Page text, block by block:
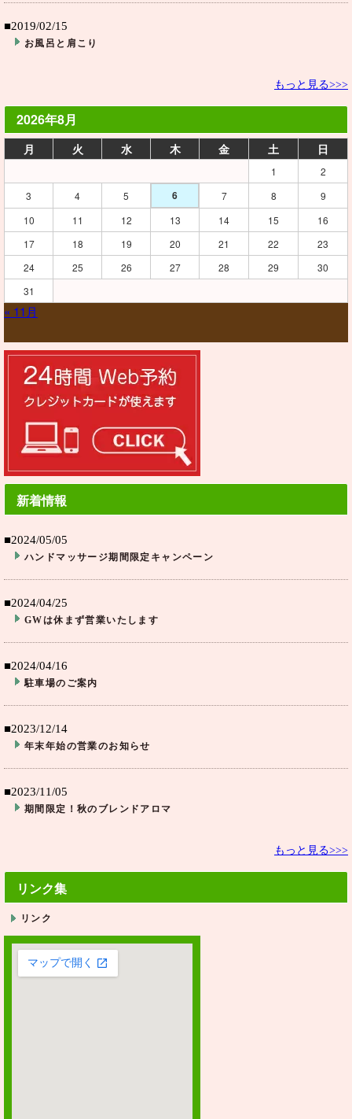
■2019/02/15
お風呂と肩こり
もっと見る>>>
2026年8月
月 火 水 木 金 土 日
1
2
3
4 5 6 7 8
9
10
11 12 13 14 15
16
17
18 19 20 21 22
23
24
25 26 27 28 29
30
31
« 11月
新着情報
■2024/05/05
ハンドマッサージ期間限定キャンペーン
■2024/04/25
GWは休まず営業いたします
■2024/04/16
駐車場のご案内
■2023/12/14
年末年始の営業のお知らせ
■2023/11/05
期間限定！秋のブレンドアロマ
もっと見る>>>
リンク集
リンク